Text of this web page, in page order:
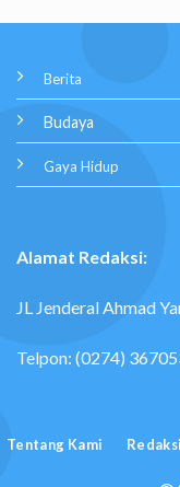
Berita
Budaya
Gaya Hidup
Alamat Redaksi:
JL Jenderal Ahmad
Telpon: (0274)
Tentang Kami Redaksi